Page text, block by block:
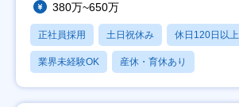
380万~650万
正社員採用 土日祝休み 休日120日以上
業界未経験OK 産休・育休あり